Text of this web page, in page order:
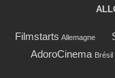
Filmstarts Allemagne
AdoroCinema Brésil